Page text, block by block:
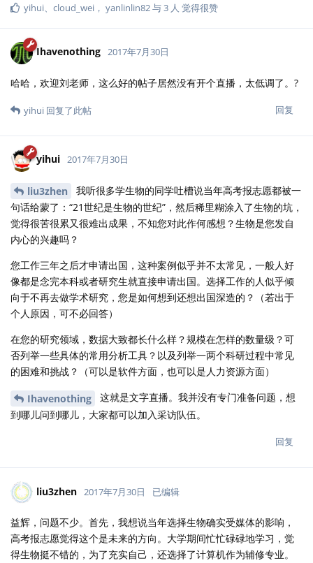
yihui
cloud_wei ， yanlinlin82与3 人 觉得很赞
Ihavenothing 2017年7月30日
哈哈，欢迎刘老师，这么好的帖子居然没有开个直播，太低调了。?
回复
yihui 回复了此帖
yihui 2017年7月30日
liu3zhen
我听很多学生物的同学吐槽说当年高考报志愿都被一
句话给蒙了：“21世纪是生物的世纪”，然后稀里糊涂入了生物的坑，
觉得很苦很累又很难出成果，不知您对此作何感想？生物是您发自
内心的兴趣吗？
您工作三年之后才申请出国，这种案例似乎并不太常见，一般人好
像都是念完本科或者研究生就直接申请出国。选择工作的人似乎倾
向于不再去做学术研究，您是如何想到还想出国深造的？（若出于
个人原因，可不必回答）
在您的研究领域，数据大致都长什么样？规模在怎样的数量级？可
否列举一些具体的常用分析工具？以及列举一两个科研过程中常见
的困难和挑战？（可以是软件方面，也可以是人力资源方面）
Ihavenothing
这就是文字直播。我并没有专门准备问题，想
到哪儿问到哪儿，大家都可以加入采访队伍。
回复
liu3zhen 2017年7月30日 已编辑
益辉，问题不少。首先，我想说当年选择生物确实受媒体的影响，
高考报志愿觉得这个是未来的方向。大学期间忙忙碌碌地学习，觉
得生物挺不错的，为了充实自己，还选择了计算机作为辅修专业。